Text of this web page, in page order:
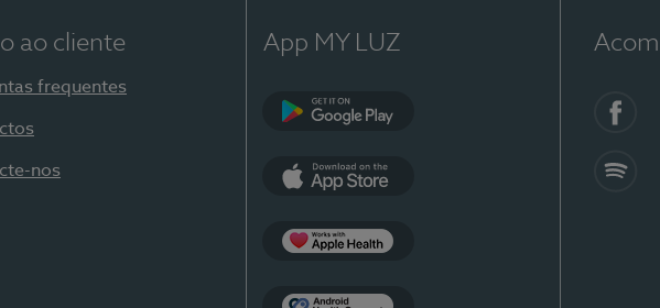
ao cliente
frequentes
nos
App MY LUZ